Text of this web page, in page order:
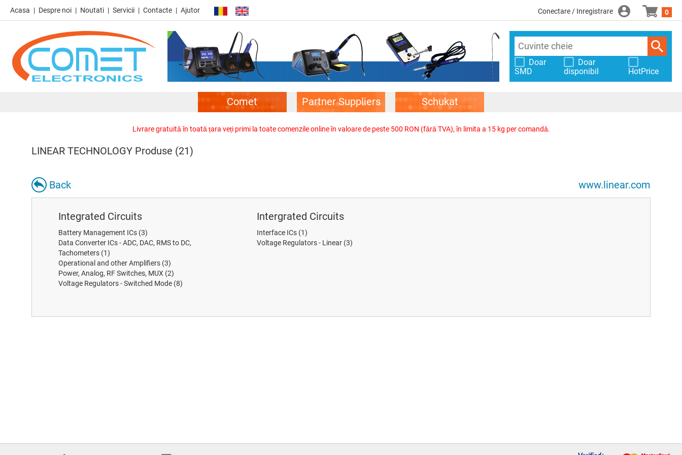
Acasa Despre noi Noutati Servicii Contacte Ajutor Conectare / Inregistrare 0
Doar
SMD
Doar
disponibil
HotPrice
Comet Partner Suppliers Schukat
Livrare gratuită în toată țara veți primi la toate comenzile online în valoare de peste 500 RON (fără TVA), în limita a 15 kg per comandă.
LINEAR TECHNOLOGY Produse (21)
Back www.linear.com
Integrated Circuits
Battery Management ICs (3)
Data Converter ICs - ADC, DAC, RMS to DC,
Tachometers (1)
Operational and other Amplifiers (3)
Power, Analog, RF Switches, MUX (2)
Voltage Regulators - Switched Mode (8)
Intergrated Circuits
Interface ICs (1)
Voltage Regulators - Linear (3)